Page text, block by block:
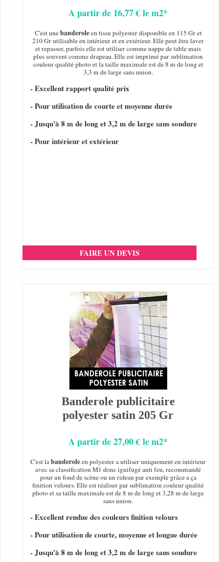
A partir de 16,77 € le m2*
C'est unebanderoleen tissu polyester disponible en 115 Gr et
210 Gr utilisable en intérieur et en extérieur. Elle peut être laver
et repasser, parfois elle est utiliser comme nappe de table mais
plus souvent comme drapeau. Elle est imprimé par sublimation
couleur qualité photo et la taille maximale est de 8 m de long et
3,3 m de large sans union.
- Excellent rapport qualité prix
- Pour utilisation de courte et moyenne durée
- Jusqu'à 8 m de long et 3,2 m de large sans soudure
- Pour intérieur et extérieur
FAIRE UN DEVIS
Banderole publicitaire
polyester satin 205 Gr
A partir de 27,00 € le m2*
C'est labanderoleen polyester a utiliser uniquement en intérieur
avec sa classification M1 donc ignifugé anti feu, recommandé
pour un fond de scène ou un rideau par exemple grâce a ça
finition velours. Elle est réaliser par sublimation couleur qualité
photo et sa taille maximale est de 8 m de long et 3,28 m de large
sans union.
- Excellent rendue des couleurs finition velours
- Pour utilisation de courte, moyenne et longue durée
- Jusqu'à 8 m de long et 3,2 m de large sans soudure